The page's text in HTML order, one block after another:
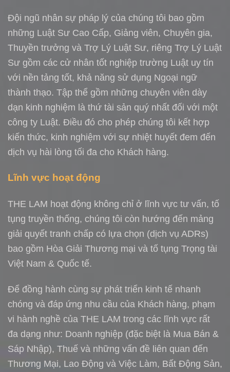
Đội ngũ nhân sự pháp lý của chúng tôi bao gồm
những Luật Sư Cao Cấp, Giảng viên, Chuyên gia,
Thuyền trưởng và Trợ Lý Luật Sư, riêng Trợ Lý Luật
Sư gồm các cử nhân tốt nghiệp trường Luật uy tín
với nền tảng tốt, khả năng sử dụng Ngoại ngữ
thành thạo. Tập thể gồm những chuyên viên dày
dạn kinh nghiệm là thứ tài sản quý nhất đối với một
công ty Luật. Điều đó cho phép chúng tôi kết hợp
kiến thức, kinh nghiệm với sự nhiệt huyết đem đến
dịch vụ hài lòng tối đa cho Khách hàng.
Lĩnh vực hoạt động
THE LAM hoạt động không chỉ ở lĩnh vực tư vấn, tố
tụng truyền thống, chúng tôi còn hướng đến mảng
giải quyết tranh chấp có lựa chọn (dịch vụ ADRs)
bao gồm Hòa Giải Thương mại và tố tụng Trọng tài
Việt Nam & Quốc tế.
Để đồng hành cùng sự phát triển kinh tế nhanh
chóng và đáp ứng nhu cầu của Khách hàng, phạm
vi hành nghề của THE LAM trong các lĩnh vực rất
đa dạng như: Doanh nghiệp (đặc biệt là Mua Bán &
Sáp Nhập), Thuế và những vấn đề liên quan đến
Thương Mại, Lao Động và Việc Làm, Bất Động Sản,